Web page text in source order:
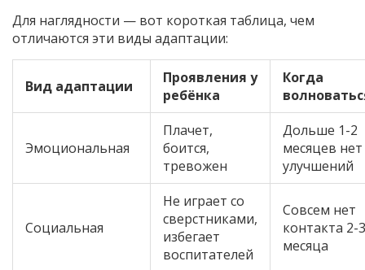
Для наглядности — вот короткая таблица, чем
отличаются эти виды адаптации:
Вид адаптации
Проявления у
ребёнка
Когда
Эмоциональная
Плачет,
боится,
тревожен
Дольше 1-2
месяцев нет
улучшений
Социальная
Не играет со
сверстниками,
избегает
воспитателей
Совсем нет
контакта 2-3
месяца